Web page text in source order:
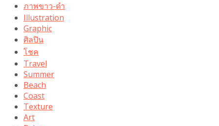
ภาพขาว-ดำ
Illustration
Graphic
ศิลปิน
โชค
Travel
Summer
Beach
Coast
Texture
Art